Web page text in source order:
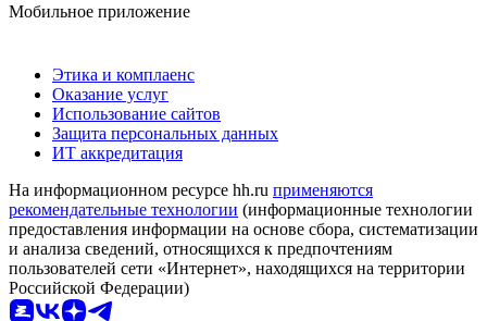
Мобильное приложение
Этика и комплаенс
Оказание услуг
Использование сайтов
Защита персональных данных
ИТ аккредитация
На информационном ресурсе hh.ru применяются
рекомендательные технологии (информационные технологии
предоставления информации на основе сбора, систематизации
и анализа сведений, относящихся к предпочтениям
пользователей сети «Интернет», находящихся на территории
Российской Федерации)